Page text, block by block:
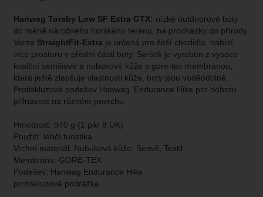
Hanwag Torsby Low SF Extra GTX: nízké outdoorové boty
do méně náročného horského terénu, na procházky do přírody.
Verze StraightFit-Extra je určená pro širší chodidla, nabízí
více prostoru v přední části boty. Svršek je vyroben z vysoce
kvalitní semišové a nubukové kůže s gore-tex membránou,
která ještě zlepšuje vlastnosti kůže, boty jsou voděodolné.
Protiskluzová podešev Hanwag 'Endurance Hike pro dobrou
přilnavost na různém povrchu.
Hmotnost: 940 g (1 pár 8 UK)
Použití: lehčí turistika
Vrchní materiál: Nubuková kůže, Semiš, Textil
Membrána: GORE-TEX
Podešev: Hanwag Endurance Hike
protiskluzová podrážka